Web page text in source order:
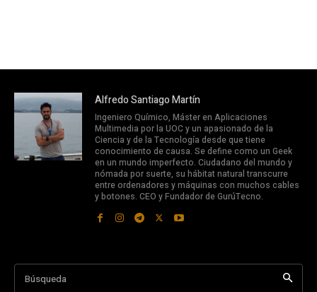
Alfredo Santiago Martín
Ingeniero Químico, Máster en Aplicaciones
Multimedia por la UOC y un apasionado de la
Ciencia y de la Tecnología desde que tiene
conocimiento de causa. Se define como un Geek
en un mundo imperfecto. Ciudadano del mundo y
nómada por suerte, su hábitat natural transcurre
entre ordenadores y máquinas con muchos cables
y botones. CEO y Fundador de GurúTecno.
Búsqueda